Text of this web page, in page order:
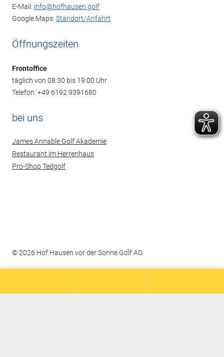
E-Mail: info@hofhausen.golf
Google Maps: Standort/Anfahrt
Öffnungszeiten
Frontoffice
täglich von 08:30 bis 19:00 Uhr
Telefon: +49 6192 9391680
bei uns
James Annable Golf Akademie
Restaurant im Herrenhaus
Pro-Shop Tedgolf
© 2026 Hof Hausen vor der Sonne Golf AG